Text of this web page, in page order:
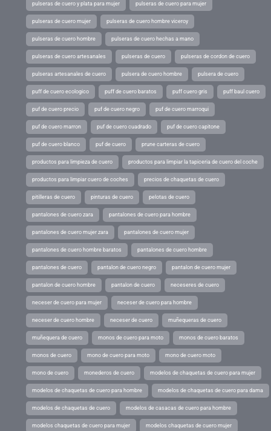
pulseras de cuero y plata para mujer pulseras de cuero para mujer
pulseras de cuero mujer pulseras de cuero hombre viceroy
pulseras de cuero hombre pulseras de cuero hechas a mano
pulseras de cuero artesanales pulseras de cuero pulseras de cordon de cuero
pulseras artesanales de cuero pulsera de cuero hombre pulsera de cuero
puff de cuero ecologico puff de cuero baratos puff cuero gris puff baul cuero
puf de cuero precio puf de cuero negro puf de cuero marroqui
puf de cuero marron puf de cuero cuadrado puf de cuero capitone
puf de cuero blanco puf de cuero prune carteras de cuero
productos para limpieza de cuero productos para limpiar la tapiceria de cuero del coche
productos para limpiar cuero de coches precios de chaquetas de cuero
pitilleras de cuero pinturas de cuero pelotas de cuero
pantalones de cuero zara pantalones de cuero para hombre
pantalones de cuero mujer zara pantalones de cuero mujer
pantalones de cuero hombre baratos pantalones de cuero hombre
pantalones de cuero pantalon de cuero negro pantalon de cuero mujer
pantalon de cuero hombre pantalon de cuero neceseres de cuero
neceser de cuero para mujer neceser de cuero para hombre
neceser de cuero hombre neceser de cuero muñequeras de cuero
muñequera de cuero monos de cuero para moto monos de cuero baratos
monos de cuero mono de cuero para moto mono de cuero moto
mono de cuero monederos de cuero modelos de chaquetas de cuero para mujer
modelos de chaquetas de cuero para hombre modelos de chaquetas de cuero para dama
modelos de chaquetas de cuero modelos de casacas de cuero para hombre
modelos chaquetas de cuero para mujer modelos chaquetas de cuero mujer